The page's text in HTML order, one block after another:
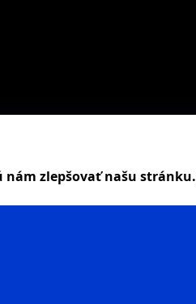
nám zlepšovať našu stránku.